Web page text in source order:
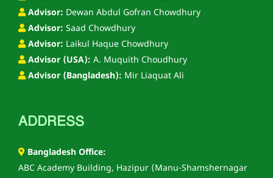
Advisor: Dewan Abdul Gofran Chowdhury
Advisor: Saad Chowdhury
Advisor: Laikul Haque Chowdhury
Advisor (USA): A. Muquith Choudhury
Advisor (Bangladesh): Mir Liaquat Ali
ADDRESS
Bangladesh Office:
ABC Academy Building, Hazipur (Manu-Shamshernagar